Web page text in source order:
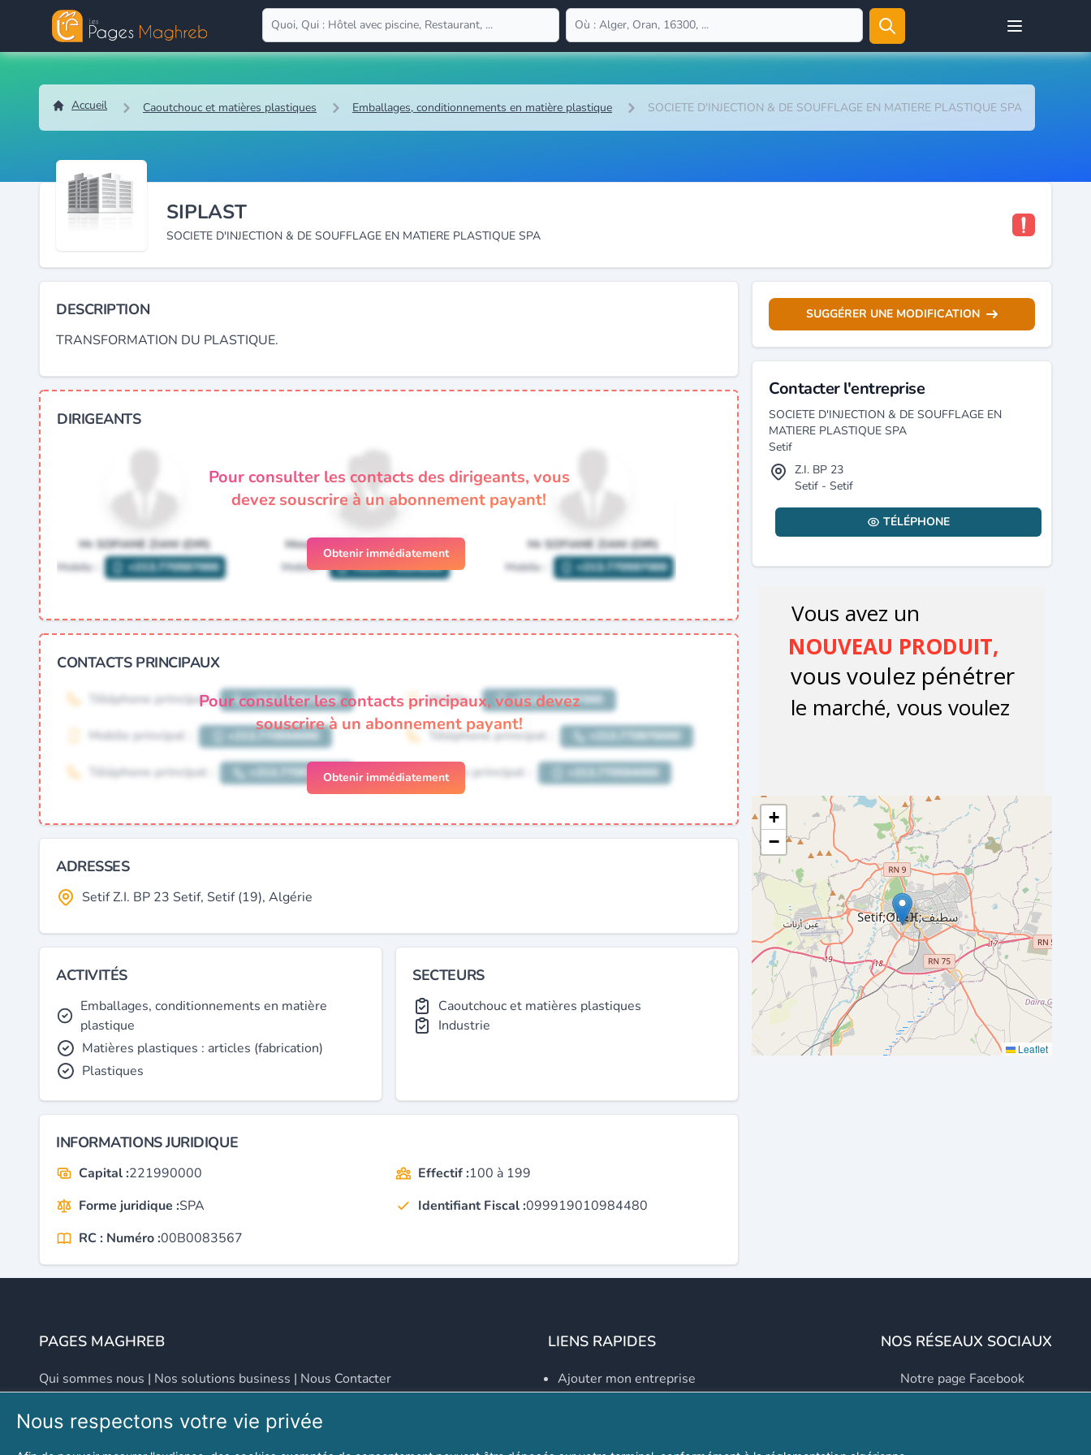
Open user menu
Accueil Caoutchouc et matières plastiques Emballages, conditionnements en matière plastique SOCIETE D'INJECTION & DE SOUFFLAGE EN MATIERE PLASTIQUE SPA
SIPLAST
SOCIETE D'INJECTION & DE SOUFFLAGE EN MATIERE PLASTIQUE SPA
DESCRIPTION
TRANSFORMATION DU PLASTIQUE.
DIRIGEANTS
Pour consulter les contacts des dirigeants, vous
devez souscrire à un abonnement payant!
Obtenir immédiatement
CONTACTS PRINCIPAUX
Pour consulter les contacts principaux, vous devez
souscrire à un abonnement payant!
Obtenir immédiatement
ADRESSES
Setif Z.I. BP 23 Setif, Setif (19), Algérie
ACTIVITÉS
Emballages, conditionnements en matière
plastique
Matières plastiques : articles (fabrication)
Plastiques
SECTEURS
Caoutchouc et matières plastiques
Industrie
INFORMATIONS JURIDIQUE
Capital :221990000 Effectif :100 à 199
Forme juridique :SPA Identifiant Fiscal :099919010984480
RC : Numéro :00B0083567
SUGGÉRER UNE MODIFICATION
Contacter l'entreprise
SOCIETE D'INJECTION & DE SOUFFLAGE EN
MATIERE PLASTIQUE SPA
Setif
Z.I. BP 23
Setif - Setif
TÉLÉPHONE
+
−
Leaflet
PAGES MAGHREB
Qui sommes nous | Nos solutions business | Nous Contacter
LIENS RAPIDES
Ajouter mon entreprise
NOS RÉSEAUX SOCIAUX
Notre page Facebook
Nous respectons votre vie privée